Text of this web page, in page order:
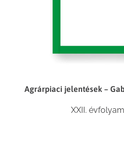
Agrárpiaci jelentések –
XXII.